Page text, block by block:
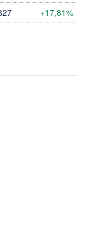
+17,81%